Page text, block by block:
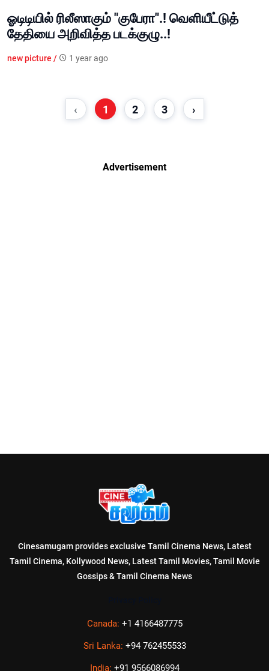
ஓடிடியில் ரிலீஸாகும் "குபேரா".! வெளியீட்டுத்
தேதியை அறிவித்த படக்குழு..!
new picture / 1 year ago
‹ 1 2 3 ›
Advertisement
Cinesamugam provides exclusive Tamil Cinema News, Latest
Tamil Cinema, Kollywood News, Latest Tamil Movies, Tamil Movie
Gossips & Tamil Cinema News
Canada: +1 4166487775
Sri Lanka: +94 762455533
India: +91 9566086994